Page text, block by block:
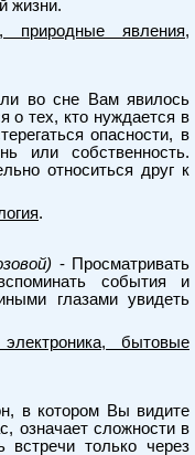
жизни.
природные явления,
во сне Вам явилось
о тех, кто нуждается в
опасности, в
или собственность.
относиться друг к
.
- Просматривать
события и
глазами увидеть
бытовые
в котором Вы видите
означает сложности в
только через